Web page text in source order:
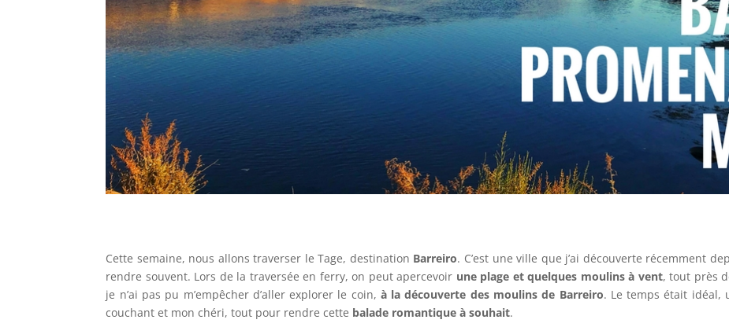
Cette semaine, nous allons traverser le Tage, destination Barreiro. C’est une ville que j’ai découverte récemment
rendre souvent. Lors de la traversée en ferry, on peut apercevoir une plage et quelques moulins à vent, tout près
je n’ai pas pu m’empêcher d’aller explorer le coin, à la découverte des moulins de Barreiro. Le temps était idéal,
couchant et mon chéri, tout pour rendre cette balade romantique à souhait.